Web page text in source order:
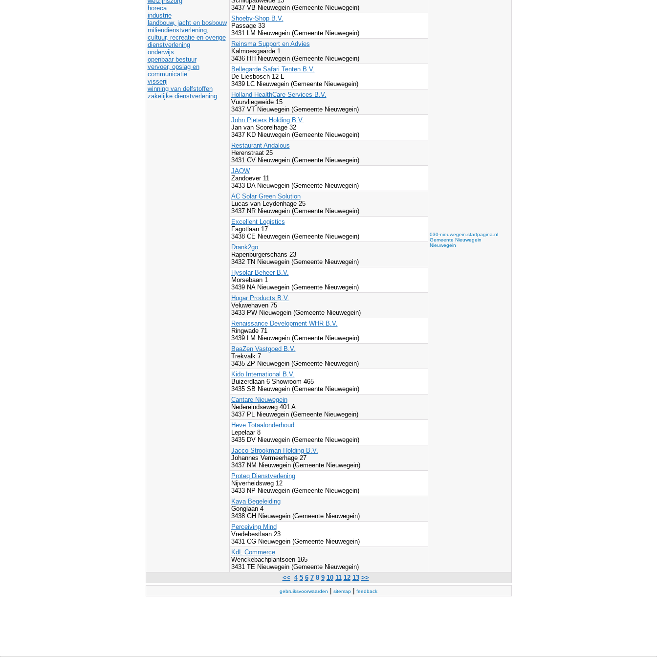
horeca
industrie
landbouw, jacht en bosbouw
milieudienstverlening,
cultuur, recreatie en overige
dienstverlening
onderwijs
openbaar bestuur
vervoer, opslag en
communicatie
visserij
winning van delfstoffen
zakelijke dienstverlening
030-nieuwegein.startpagina.nl
Gemeente Nieuwegein
Nieuwegein
3437 VB Nieuwegein (Gemeente Nieuwegein)
Shoeby-Shop B.V.
Passage 33
3431 LM Nieuwegein (Gemeente Nieuwegein)
Reinsma Support en Advies
Kalmoesgaarde 1
3436 HH Nieuwegein (Gemeente Nieuwegein)
Bellegarde Safari Tenten B.V.
De Liesbosch 12 L
3439 LC Nieuwegein (Gemeente Nieuwegein)
Holland HealthCare Services B.V.
Vuurvliegweide 15
3437 VT Nieuwegein (Gemeente Nieuwegein)
John Pieters Holding B.V.
Jan van Scorelhage 32
3437 KD Nieuwegein (Gemeente Nieuwegein)
Restaurant Andalous
Herenstraat 25
3431 CV Nieuwegein (Gemeente Nieuwegein)
JAQW
Zandoever 11
3433 DA Nieuwegein (Gemeente Nieuwegein)
AC Solar Green Solution
Lucas van Leydenhage 25
3437 NR Nieuwegein (Gemeente Nieuwegein)
Excellent Logistics
Fagotlaan 17
3438 CE Nieuwegein (Gemeente Nieuwegein)
Drank2go
Rapenburgerschans 23
3432 TN Nieuwegein (Gemeente Nieuwegein)
Hysolar Beheer B.V.
Morsebaan 1
3439 NA Nieuwegein (Gemeente Nieuwegein)
Hogar Products B.V.
Veluwehaven 75
3433 PW Nieuwegein (Gemeente Nieuwegein)
Renaissance Development WHR B.V.
Ringwade 71
3439 LM Nieuwegein (Gemeente Nieuwegein)
BaaZen Vastgoed B.V.
Trekvalk 7
3435 ZP Nieuwegein (Gemeente Nieuwegein)
Kido International B.V.
Buizerdlaan 6 Showroom 465
3435 SB Nieuwegein (Gemeente Nieuwegein)
Cantare Nieuwegein
Nedereindseweg 401 A
3437 PL Nieuwegein (Gemeente Nieuwegein)
Heve Totaalonderhoud
Lepelaar 8
3435 DV Nieuwegein (Gemeente Nieuwegein)
Jacco Strookman Holding B.V.
Johannes Vermeerhage 27
3437 NM Nieuwegein (Gemeente Nieuwegein)
Proteq Dienstverlening
Nijverheidsweg 12
3433 NP Nieuwegein (Gemeente Nieuwegein)
Kaya Begeleiding
Gonglaan 4
3438 GH Nieuwegein (Gemeente Nieuwegein)
Perceiving Mind
Vredebestlaan 23
3431 CG Nieuwegein (Gemeente Nieuwegein)
KdL Commerce
Wenckebachplantsoen 165
3431 TE Nieuwegein (Gemeente Nieuwegein)
<< 4 5 6 78 9 10 11 12 13 >>
gebruiksvoorwaarden sitemap feedback